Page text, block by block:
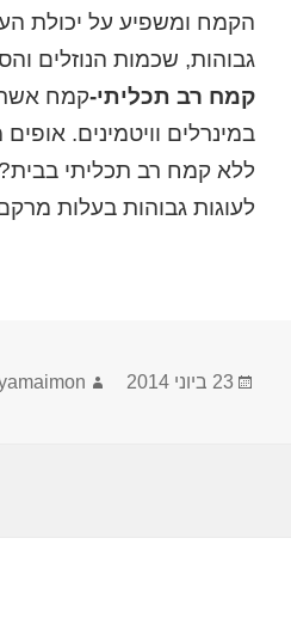
הקמח ומשפיע על יכולת
גבוהות, שכמות הנוזלים
קמח רב תכליתי-קמח אשר
במינרלים וויטמינים.
ללא קמח רב תכליתי
לעוגות גבוהות בעלות
פורסם
23 ביוני 2014 מחבר